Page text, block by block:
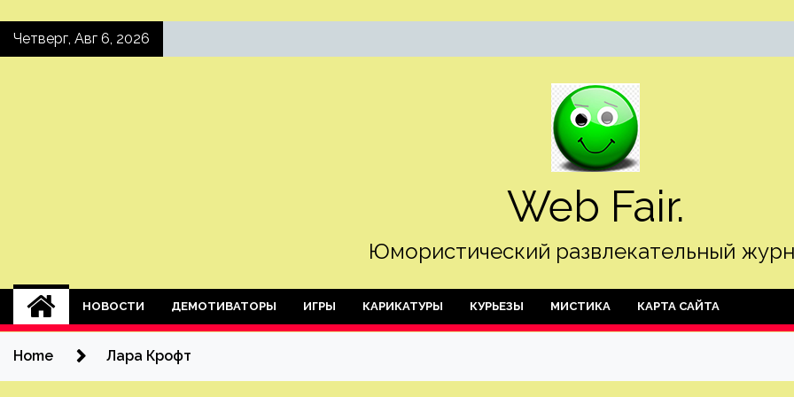
SkipЧетверг, Авг 6, 2026
Web Fair.
Юмористический развлекательный
НОВОСТИ ДЕМОТИВАТОРЫ ИГРЫ КАРИКАТУРЫ КУРЬЕЗЫ МИСТИКА КАРТА САЙТА
Home Лара Крофт